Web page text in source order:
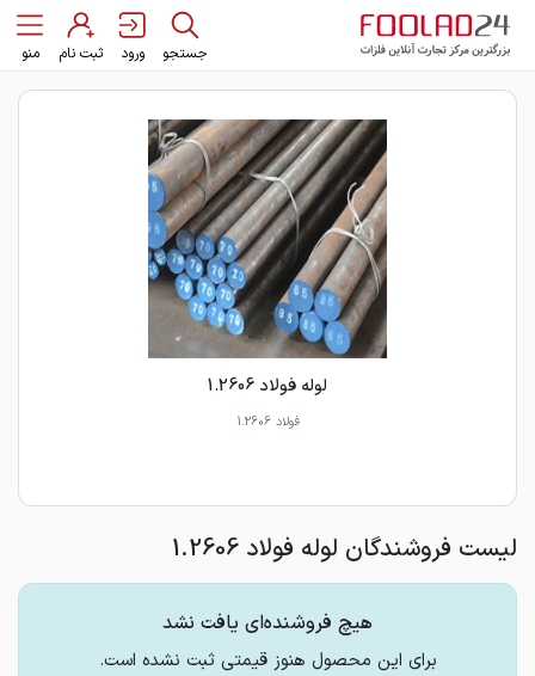
جستجو ورود ثبت نام منو
لوله فولاد 1.2606
فولاد 1.2606
لیست فروشندگان لوله فولاد 1.2606
هیچ فروشنده‌ای یافت نشد
برای این محصول هنوز قیمتی ثبت نشده است.